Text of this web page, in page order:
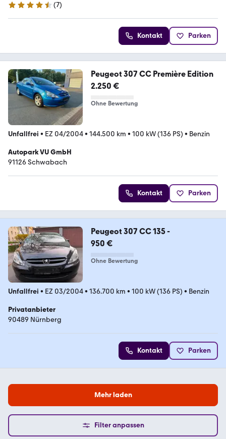
4.3 Sterne
(7)
Kontakt Parken
Peugeot 307 CC Première Edition
2.250 €
Ohne Bewertung
Unfallfrei • EZ 04/2004• 144.500 km • 100 kW (136 PS) • Benzin
Autopark VU GmbH
91126 Schwabach
Kontakt Parken
Peugeot 307 CC 135 -
950 €
Ohne Bewertung
Unfallfrei • EZ 03/2004• 136.700 km • 100 kW (136 PS) • Benzin
Privatanbieter
90489 Nürnberg
Kontakt Parken
Mehr laden
Filter anpassen